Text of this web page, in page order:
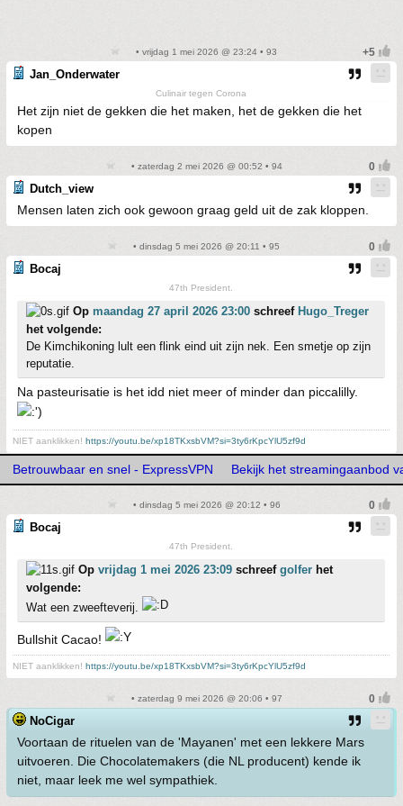
• vrijdag 1 mei 2026 @ 23:24 • 93
Jan_Onderwater
Culinair tegen Corona
Het zijn niet de gekken die het maken, het de gekken die het
kopen
• zaterdag 2 mei 2026 @ 00:52 • 94
Dutch_view
Mensen laten zich ook gewoon graag geld uit de zak kloppen.
• dinsdag 5 mei 2026 @ 20:11 • 95
Bocaj
47th President.
Op maandag 27 april 2026 23:00 schreef Hugo_Treger
het volgende:
De Kimchikoning lult een flink eind uit zijn nek. Een smetje op zijn
reputatie.
Na pasteurisatie is het idd niet meer of minder dan piccalilly.
NIET aanklikken! https://youtu.be/xp18TKxsbVM?si=3ty6rKpcYlU5zf9d
Betrouwbaar en snel - ExpressVPN Bekijk het streamingaanbod
• dinsdag 5 mei 2026 @ 20:12 • 96
Bocaj
47th President.
Op vrijdag 1 mei 2026 23:09 schreef golfer het
volgende:
Wat een zweefteverij.
Bullshit Cacao!
NIET aanklikken! https://youtu.be/xp18TKxsbVM?si=3ty6rKpcYlU5zf9d
• zaterdag 9 mei 2026 @ 20:06 • 97
NoCigar
Voortaan de rituelen van de 'Mayanen' met een lekkere Mars
uitvoeren. Die Chocolatemakers (die NL producent) kende ik
niet, maar leek me wel sympathiek.